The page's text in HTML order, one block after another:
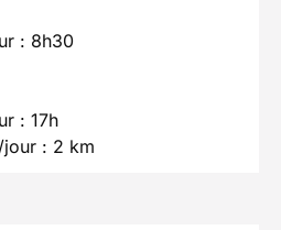
: 8h30
: 17h
jour : 2 km